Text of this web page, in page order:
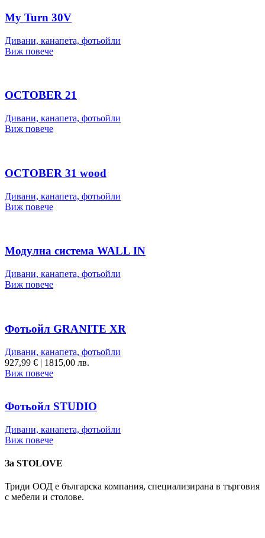
My Turn 30V
Дивани, канапета, фотьойли
Виж повече
OCTOBER 21
Дивани, канапета, фотьойли
Виж повече
OCTOBER 31 wood
Дивани, канапета, фотьойли
Виж повече
Модулна система WALL IN
Дивани, канапета, фотьойли
Виж повече
Фотьойл GRANITE XR
Дивани, канапета, фотьойли
927,99 € | 1815,00 лв.
Виж повече
Фотьойл STUDIO
Дивани, канапета, фотьойли
Виж повече
За STOLOVE
Триди ООД е българска компания, специализирана в търговия
с мебели и столове.